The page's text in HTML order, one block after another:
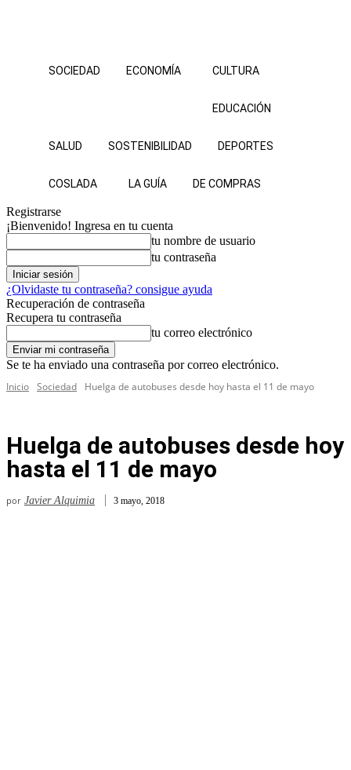
SOCIEDAD ECONOMÍA CULTURA
EDUCACIÓN
SALUD SOSTENIBILIDAD DEPORTES
COSLADA LA GUÍA DE COMPRAS
Registrarse
¡Bienvenido! Ingresa en tu cuenta
tu nombre de usuario
tu contraseña
¿Olvidaste tu contraseña? consigue ayuda
Recuperación de contraseña
Recupera tu contraseña
tu correo electrónico
Se te ha enviado una contraseña por correo electrónico.
Inicio Sociedad Huelga de autobuses desde hoy hasta el 11 de mayo
Huelga de autobuses desde hoy
hasta el 11 de mayo
por Javier Alquimia 3 mayo, 2018